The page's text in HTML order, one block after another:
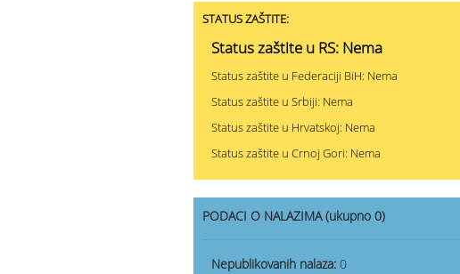
STATUS ZAŠTITE:
Status zaštite u RS: Nema
Status zaštite u Federaciji BiH: Nema
Status zaštite u Srbiji: Nema
Status zaštite u Hrvatskoj: Nema
Status zaštite u Crnoj Gori: Nema
PODACI O NALAZIMA (ukupno 0)
Nepublikovanih nalaza: 0